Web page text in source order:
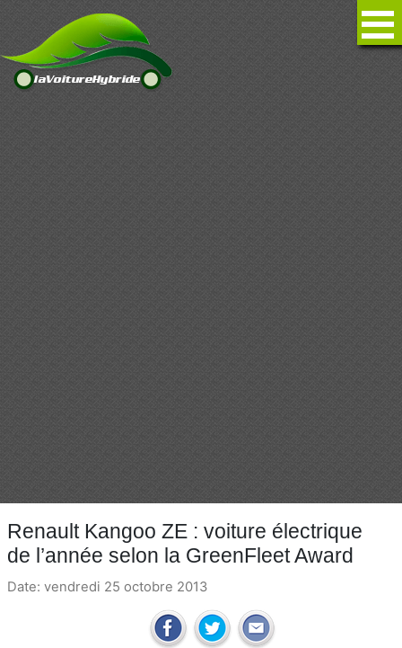
Renault Kangoo ZE : voiture électrique
de l’année selon la GreenFleet Award
Date: vendredi 25 octobre 2013